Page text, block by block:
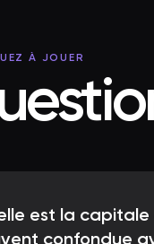
À JOUER
est la
confondue